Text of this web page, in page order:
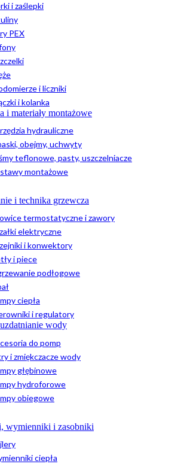
i zaślepki
PEX
i liczniki
i kolanka
i materiały montażowe
hydrauliczne
obejmy, uchwyty
teflonowe, pasty, uszczelniacze
montażowe
i technika grzewcza
termostatyczne i zawory
elektryczne
i konwektory
i piece
podłogowe
ciepła
i regulatory
wody
do pomp
i zmiękczacze wody
głębinowe
hydroforowe
obiegowe
wymienniki i zasobniki
ciepła